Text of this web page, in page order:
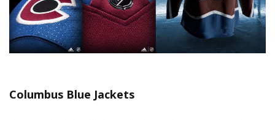
Columbus Blue Jackets